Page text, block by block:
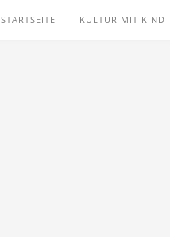
STARTSEITE KULTUR MIT KIND